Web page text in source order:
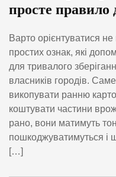
просте правило
Варто орієнтуватися
простих ознак, які
для тривалого
власників городів.
викопувати ранню
коштувати частини
рано, вони матимуть
пошкоджуватимуться і
[…]